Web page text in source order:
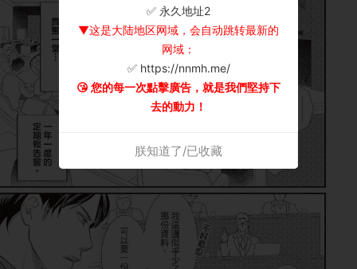
✅ 永久地址2
▼这是大陆地区网域，会自动跳转最新的
网域：
✅ https://nnmh.me/
😘 您的每一次點擊廣告，就是我們堅持下
去的動力！
朕知道了/已收藏